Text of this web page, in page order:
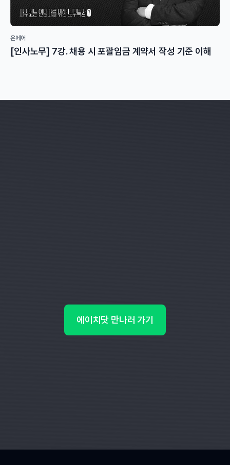
온에어
[인사노무] 7강. 채용 시 포괄임금 계약서 작성 기준 이해
에이치닷 만나러 가기